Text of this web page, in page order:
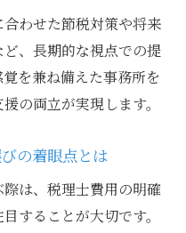
ンボイス制度対応の
訳で注意すべき勘定
営のコツを習得
で源泉徴収処理を確
わせた節税対策や将来
、長期的な視点での提
を兼ね備えた事務所を
の両立が実現します。
の着眼点とは
は、税理士費用の明確
することが大切です。